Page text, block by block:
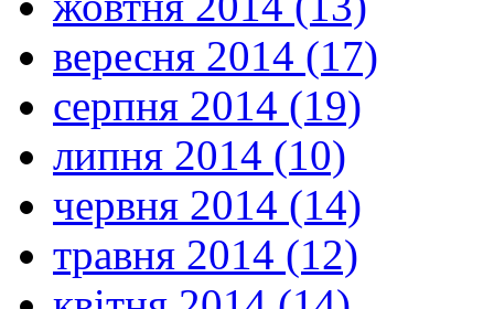
вересня 2014 (17)
серпня 2014 (19)
липня 2014 (10)
червня 2014 (14)
травня 2014 (12)